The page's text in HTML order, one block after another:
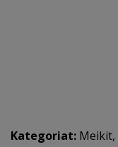
Kategoriat: Meikit,